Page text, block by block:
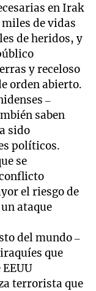
en Irak
de vidas
de heridos, y
y receloso
orden abierto.
–
saben
sido
políticos.
se
el riesgo de
ataque
del mundo –
que
terrorista que